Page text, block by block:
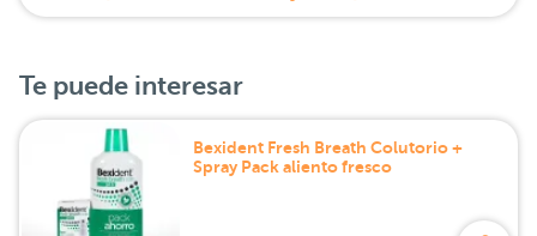
Te puede interesar
Bexident Fresh Breath Colutorio +
Spray Pack aliento fresco